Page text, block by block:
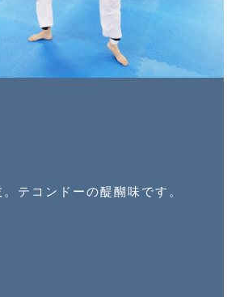
テコンドーの醍醐味です。